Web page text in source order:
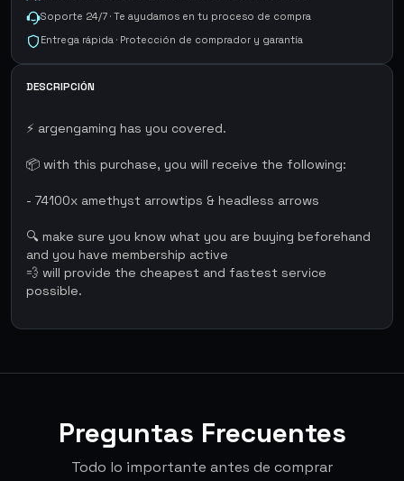
Soporte 24/7 · Te ayudamos en tu proceso de compra
Entrega rápida · Protección de comprador y garantía
DESCRIPCIÓN
⚡ argengaming has you covered.
📦 with this purchase, you will receive the following:
- 74100x amethyst arrowtips & headless arrows
🔍 make sure you know what you are buying beforehand
and you have membership active
💨 will provide the cheapest and fastest service
possible.
Preguntas Frecuentes
Todo lo importante antes de comprar